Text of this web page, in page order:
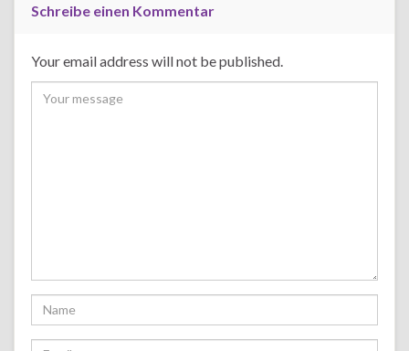
Schreibe einen Kommentar
Your email address will not be published.